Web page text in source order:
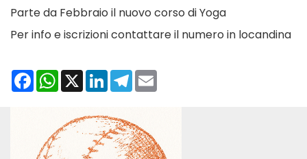
Parte da Febbraio il nuovo corso di Yoga
Per info e iscrizioni contattare il numero in locandina
Facebook
WhatsApp
X LinkedInTelegram